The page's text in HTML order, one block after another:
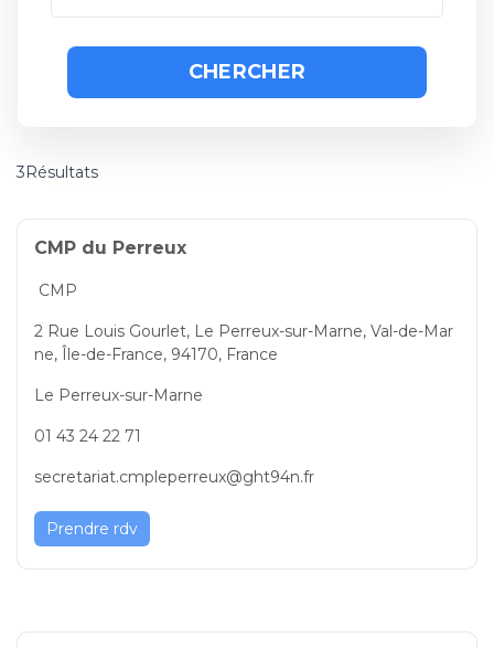
CHERCHER
3Résultats
CMP du Perreux
CMP
2 Rue Louis Gourlet, Le Perreux-sur-Marne, Val-de-Mar
ne, Île-de-France, 94170, France
Le Perreux-sur-Marne
01 43 24 22 71
secretariat.cmpleperreux@ght94n.fr
Prendre rdv